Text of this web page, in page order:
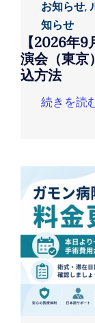
お知らせ,
知らせ
【2026年
演会（東京
込方法
続きを読